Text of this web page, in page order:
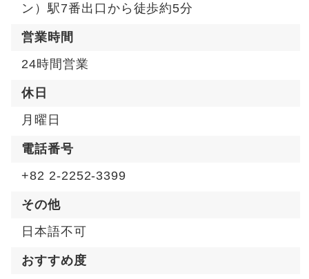
ン）駅7番出口から徒歩約5分
営業時間
24時間営業
休日
月曜日
電話番号
+82 2-2252-3399
その他
日本語不可
おすすめ度